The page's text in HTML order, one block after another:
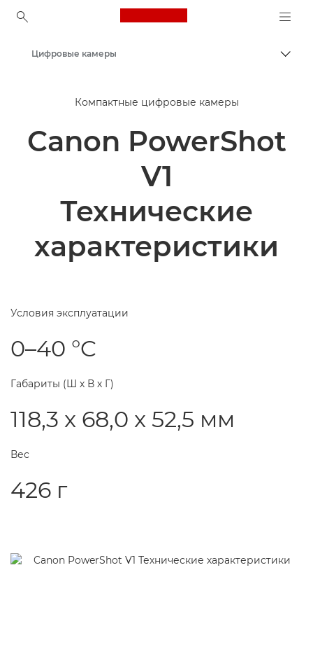
Canon Logo, back to
Цифровые камеры
Компактные цифровые камеры
Canon PowerShot
V1
Технические
характеристики
Условия эксплуатации
0–40 °C
Габариты (Ш х В х Г)
118,3 x 68,0 x 52,5 мм
Вес
426 г